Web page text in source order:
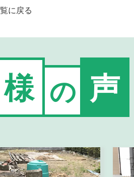
に戻る
様 の 声